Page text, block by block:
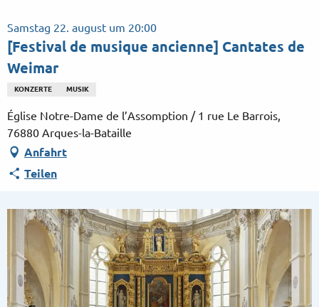
au
contenu
principal
Samstag 22. august um 20:00
[Festival de musique ancienne] Cantates de
Weimar
KONZERTE MUSIK
Église Notre-Dame de l’Assomption / 1 rue Le Barrois,
76880 Arques-la-Bataille
Anfahrt
Teilen